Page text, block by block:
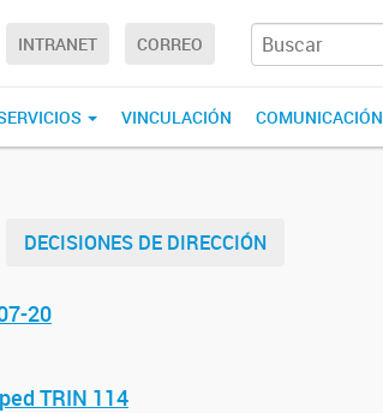
INTRANET CORREO
VINCULACIÓN COMUNICACIÓN
DECISIONES DE DIRECCIÓN
20
TRIN 114